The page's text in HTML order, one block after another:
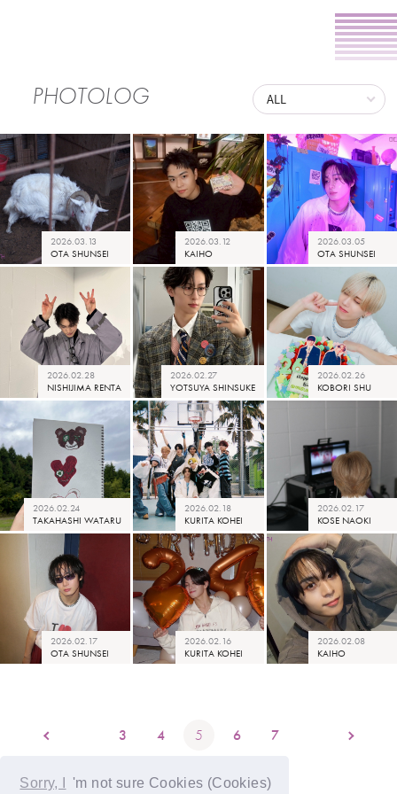
Sorry, I 'm not sure Cookies (Cookies)
PHOTOLOG
2026.03.13
OTA SHUNSEI
2026.03.12
KAIHO
2026.03.05
OTA SHUNSEI
2026.02.28
NISHIJIMA RENTA
2026.02.27
YOTSUYA SHINSUKE
2026.02.26
KOBORI SHU
2026.02.24
TAKAHASHI WATARU
2026.02.18
KURITA KOHEI
2026.02.17
KOSE NAOKI
2026.02.17
OTA SHUNSEI
2026.02.16
KURITA KOHEI
2026.02.08
KAIHO
3 4 5 6 7